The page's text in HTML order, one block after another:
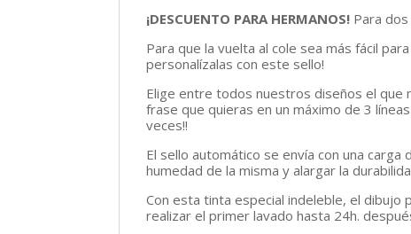
¡DESCUENTO PARA HERMANOS! Para
Para que la vuelta al cole sea más fácil
personalízalas con este sello!
Elige entre todos nuestros diseños el que
frase que quieras en un máximo de 3
veces!!
El sello automático se envía con una
humedad de la misma y alargar la
Con esta tinta especial indeleble, el dibujo
realizar el primer lavado hasta 24h.